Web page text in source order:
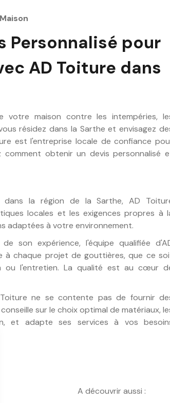
Personnalisé pour
AD Toiture dans
maison contre les intempéries,
résidez dans la Sarthe et envisagez
est l'entreprise locale de confiance
comment obtenir un devis personnalisé
dans la région de la Sarthe, AD
locales et les exigences propres à
adaptées à votre environnement.
son expérience, l'équipe qualifiée
à chaque projet de gouttières, que ce
ou l'entretien. La qualité est au cœur
ne se contente pas de fournir
sur le choix optimal de matériaux,
et adapte ses services à vos
A découvrir aussi :